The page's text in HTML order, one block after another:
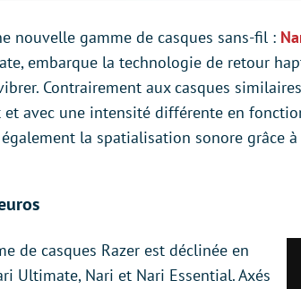
nouvelle gamme de casques sans-fil :
embarque la technologie de retour
Contrairement aux casques
avec une intensité différente en
la spatialisation sonore grâce
de casques Razer est déclinée en
Ultimate, Nari et Nari Essential. Axés